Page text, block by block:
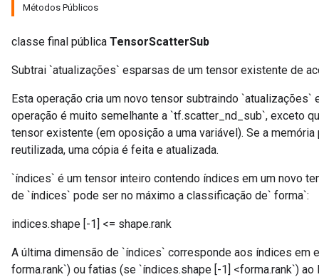
Métodos Públicos
classe final pública TensorScatterSub
Subtrai `atualizações` esparsas de um tensor existente de
Esta operação cria um novo tensor subtraindo
operação é muito semelhante a `tf.scatter_nd_sub`, exceto
tensor existente (em oposição a uma variável). Se a
reutilizada, uma cópia é feita e atualizada.
`índices` é um tensor inteiro contendo índices em um novo
de `índices` pode ser no máximo a classificação de` forma`:
indices.shape [-1] <= shape.rank
A última dimensão de `índices` corresponde aos índices em
forma.rank`) ou fatias (se `índices.shape [-1] <forma.rank`)